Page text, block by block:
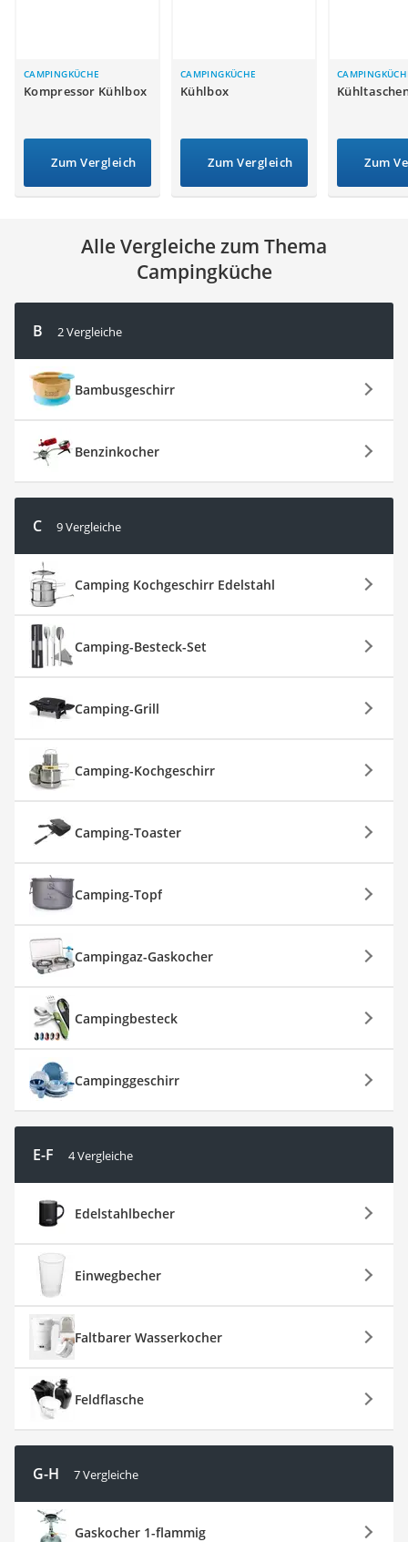
Sicherheitsweste Reiten
Service
CAMPINGKÜCHE
Kompressor Kühlbox
Zum Vergleich
CAMPINGKÜCHE
Kühlbox
Zum Vergleich Zum
Alle Vergleiche zum Thema
Campingküche
B 2 Vergleiche
Bambusgeschirr
Benzinkocher
C 9 Vergleiche
Camping Kochgeschirr Edelstahl
Camping-Besteck-Set
Camping-Grill
Camping-Kochgeschirr
Camping-Toaster
Camping-Topf
Campingaz-Gaskocher
Campingbesteck
Campinggeschirr
E-F 4 Vergleiche
Edelstahlbecher
Einwegbecher
Faltbarer Wasserkocher
Feldflasche
G-H 7 Vergleiche
Gaskocher 1-flammig